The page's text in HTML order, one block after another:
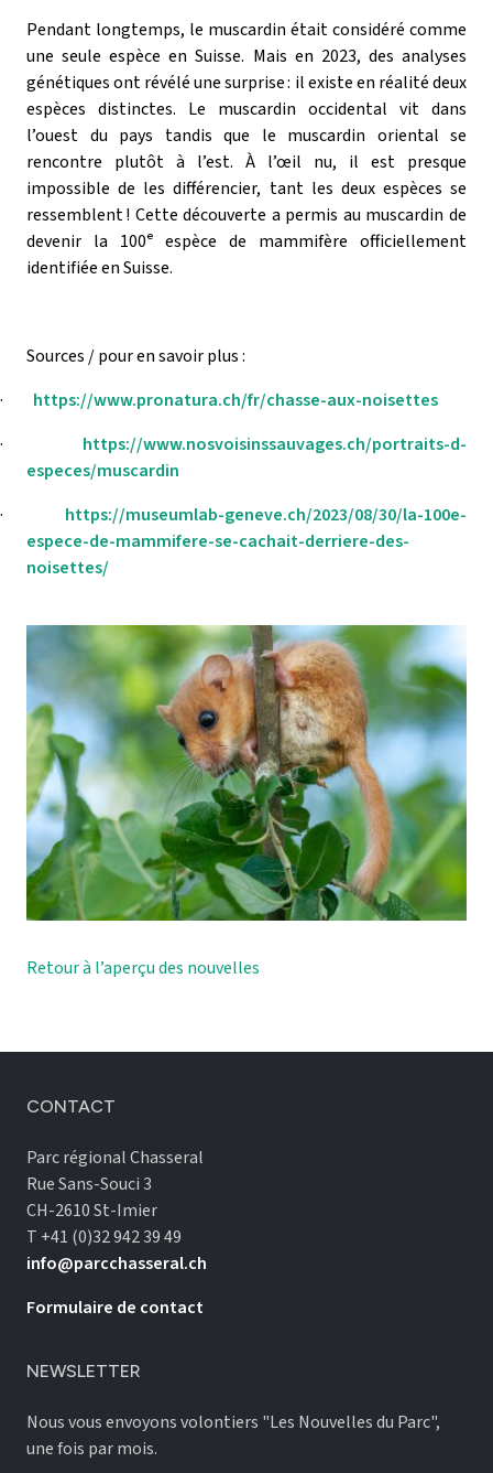
Pendant longtemps, le muscardin était considéré comme
une seule espèce en Suisse. Mais en 2023, des analyses
génétiques ont révélé une surprise: il existe en réalitédeux
espèces distinctes. Le muscardin occidental vit dans
l’ouest du pays tandis que le muscardin oriental se
rencontre plutôt à l’est. À l’œil nu, il est presque
impossible de les différencier, tant les deux espèces se
ressemblent! Cette découverte a permis au muscardin de
devenir la 100ᵉ espèce de mammifère officiellement
identifiée en Suisse.
Sources / pour en savoir plus :
·
https://www.pronatura.ch/fr/chasse-aux-noisettes
·
https://www.nosvoisinssauvages.ch/portraits-d-
especes/muscardin
·
https://museumlab-geneve.ch/2023/08/30/la-100e-
espece-de-mammifere-se-cachait-derriere-des-
noisettes/
Retour à l’aperçu des nouvelles
CONTACT
Parc régional Chasseral
Rue Sans-Souci 3
CH-2610 St-Imier
T +41 (0)32 942 39 49
info@parcchasseral.ch
Formulaire de contact
NEWSLETTER
Nous vous envoyons volontiers "Les Nouvelles du Parc",
une fois par mois.